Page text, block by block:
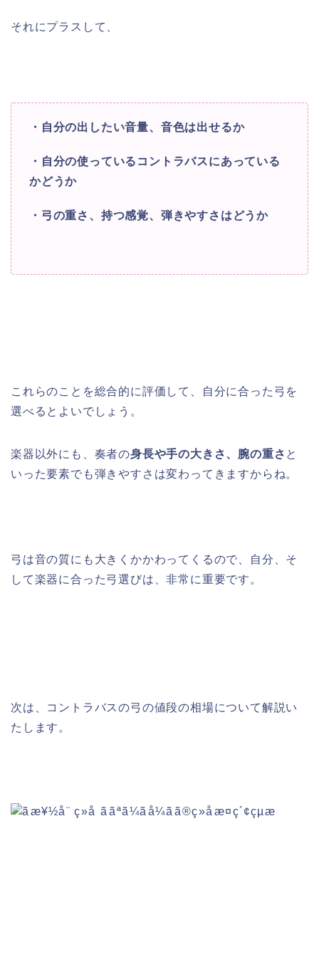
それにプラスして、
・自分の出したい音量、音色は出せるか
・自分の使っているコントラバスにあっている
かどうか
・弓の重さ、持つ感覚、弾きやすさはどうか
これらのことを総合的に評価して、自分に合った弓を
選べるとよいでしょう。
楽器以外にも、奏者の身長や手の大きさ、腕の重さ と
いった要素でも弾きやすさは変わってきますからね。
弓は音の質にも大きくかかわってくるので、自分、そ
して楽器に合った弓選びは、非常に重要です。
次は、コントラバスの弓の値段の相場について解説い
たします。